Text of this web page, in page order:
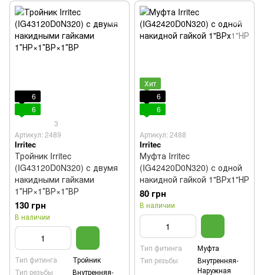
6
6
3
Артикул: 2489
Irritec
Тройник Irritec
(IG43120D0N320) с двумя
накидными гайками
1″НР×1″ВР×1″ВР
130 грн
В наличии
Тип фитинга
Тройник
Тип резьбы
Внутренняя-
Хит
6
6
Артикул: 2488
Irritec
Муфта Irritec
(IG42420D0N320) с одной
накидной гайкой 1"ВРх1"НР
80 грн
В наличии
Тип фитинга
Муфта
Тип резьбы
Внутренняя-
Наружная